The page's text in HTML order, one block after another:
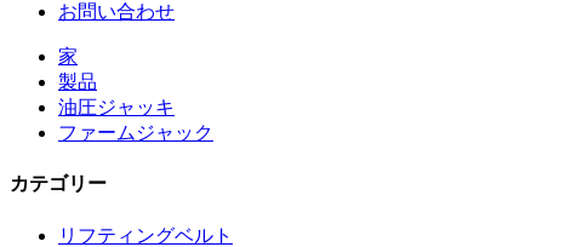
お問い合わせ
家
製品
油圧ジャッキ
ファームジャック
カテゴリー
リフティングベルト